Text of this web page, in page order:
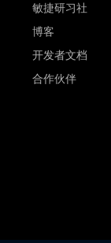
敏捷研习社
博客
开发者文档
合作伙伴